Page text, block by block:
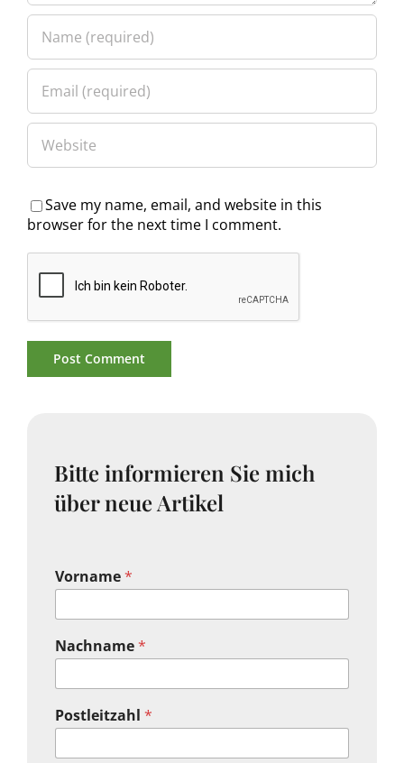
Save my name, email, and website in this
browser for the next time I comment.
Bitte informieren Sie mich
über neue Artikel
Vorname*
Nachname*
Postleitzahl *